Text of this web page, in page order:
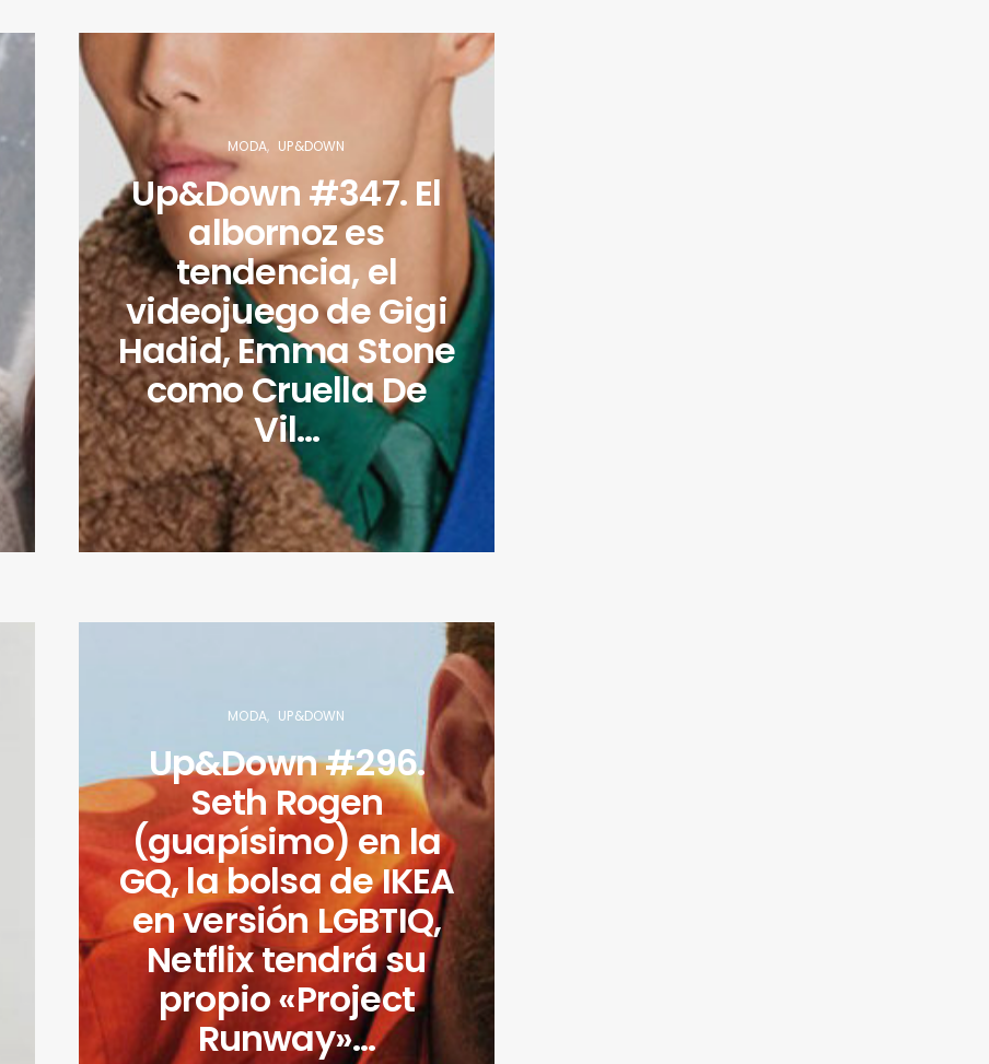
MODA UP&DOWN
Up&Down #347. El
albornoz es
tendencia, el
videojuego de Gigi
Hadid, Emma Stone
como Cruella De
Vil…
MODA UP&DOWN
Up&Down #296.
Seth Rogen
(guapísimo) en la
GQ, la bolsa de IKEA
en versión LGBTIQ,
Netflix tendrá su
propio «Project
Runway»…